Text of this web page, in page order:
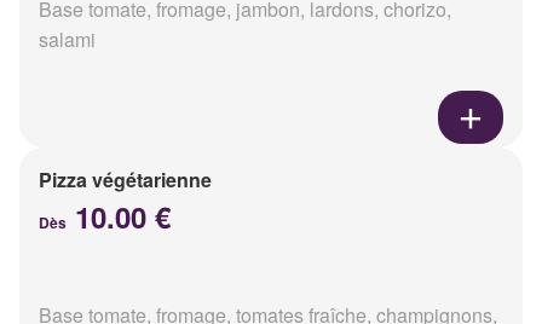
Base tomate, fromage, jambon, lardons, chorizo,
salami
Pizza végétarienne
Dès 10.00 €
Base tomate, fromage, tomates fraîche, champignons,